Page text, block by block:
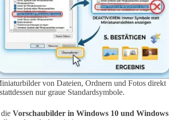
von Dateien, Ordnern und Fotos direkt
nur graue Standardsymbole.
Vorschaubilder in Windows 10 und Windows